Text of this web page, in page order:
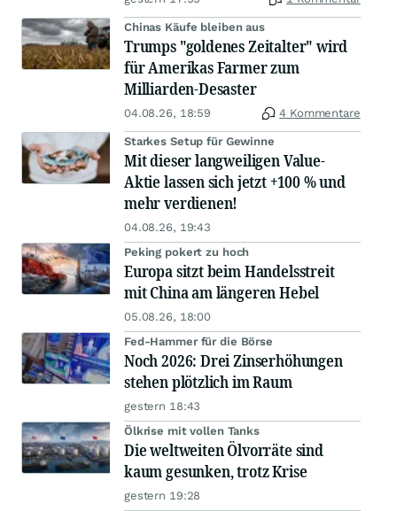
Chinas Käufe bleiben aus
Trumps "goldenes Zeitalter" wird
für Amerikas Farmer zum
Milliarden-Desaster
04.08.26, 18:59 4 Kommentare
Starkes Setup für Gewinne
Mit dieser langweiligen Value-
Aktie lassen sich jetzt +100 % und
mehr verdienen!
04.08.26, 19:43
Peking pokert zu hoch
Europa sitzt beim Handelsstreit
mit China am längeren Hebel
05.08.26, 18:00
Fed-Hammer für die Börse
Noch 2026: Drei Zinserhöhungen
stehen plötzlich im Raum
gestern 18:43
Ölkrise mit vollen Tanks
Die weltweiten Ölvorräte sind
kaum gesunken, trotz Krise
gestern 19:28